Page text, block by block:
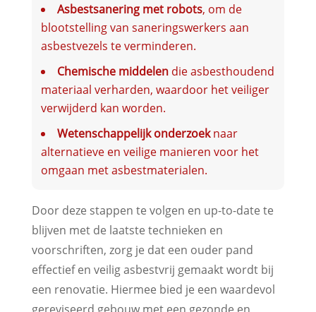
Asbestsanering met robots, om de
blootstelling van saneringswerkers aan
asbestvezels te verminderen.
Chemische middelendie asbesthoudend
materiaal verharden, waardoor het veiliger
verwijderd kan worden.
Wetenschappelijk onderzoeknaar
alternatieve en veilige manieren voor het
omgaan met asbestmaterialen.
Door deze stappen te volgen en up-to-date te
blijven met de laatste technieken en
voorschriften, zorg je dat een ouder pand
effectief en veilig asbestvrij gemaakt wordt bij
een renovatie. Hiermee bied je een waardevol